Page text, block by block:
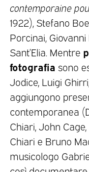
contemporaine
1922), Stefano
Porcinai,
Sant’Elia. Mentre
fotografia sono
Jodice, Luigi
aggiungono
contemporanea
Chiari, John
Chiari e Bruno
musicologo